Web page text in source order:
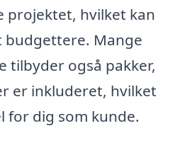
projektet, hvilket kan
Mange
tilbyder også pakker,
er inkluderet, hvilket
for dig som kunde.